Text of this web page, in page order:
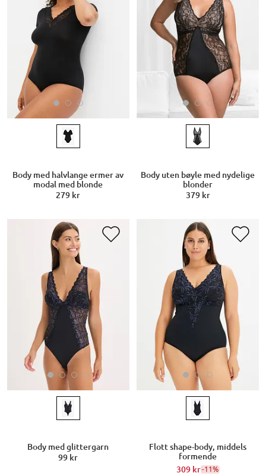
Body med halvlange ermer av
modal med blonde
279 kr
Body uten bøyle med nydelige
blonder
379 kr
Body med glittergarn
99 kr
Flott shape-body, middels
formende
309 kr-11%